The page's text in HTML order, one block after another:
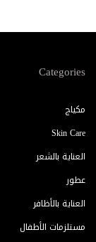
Categories
مكياج
Skin Care
العناية بالشعر
عطور
العناية بالأظافر
مستلزمات الأطفال